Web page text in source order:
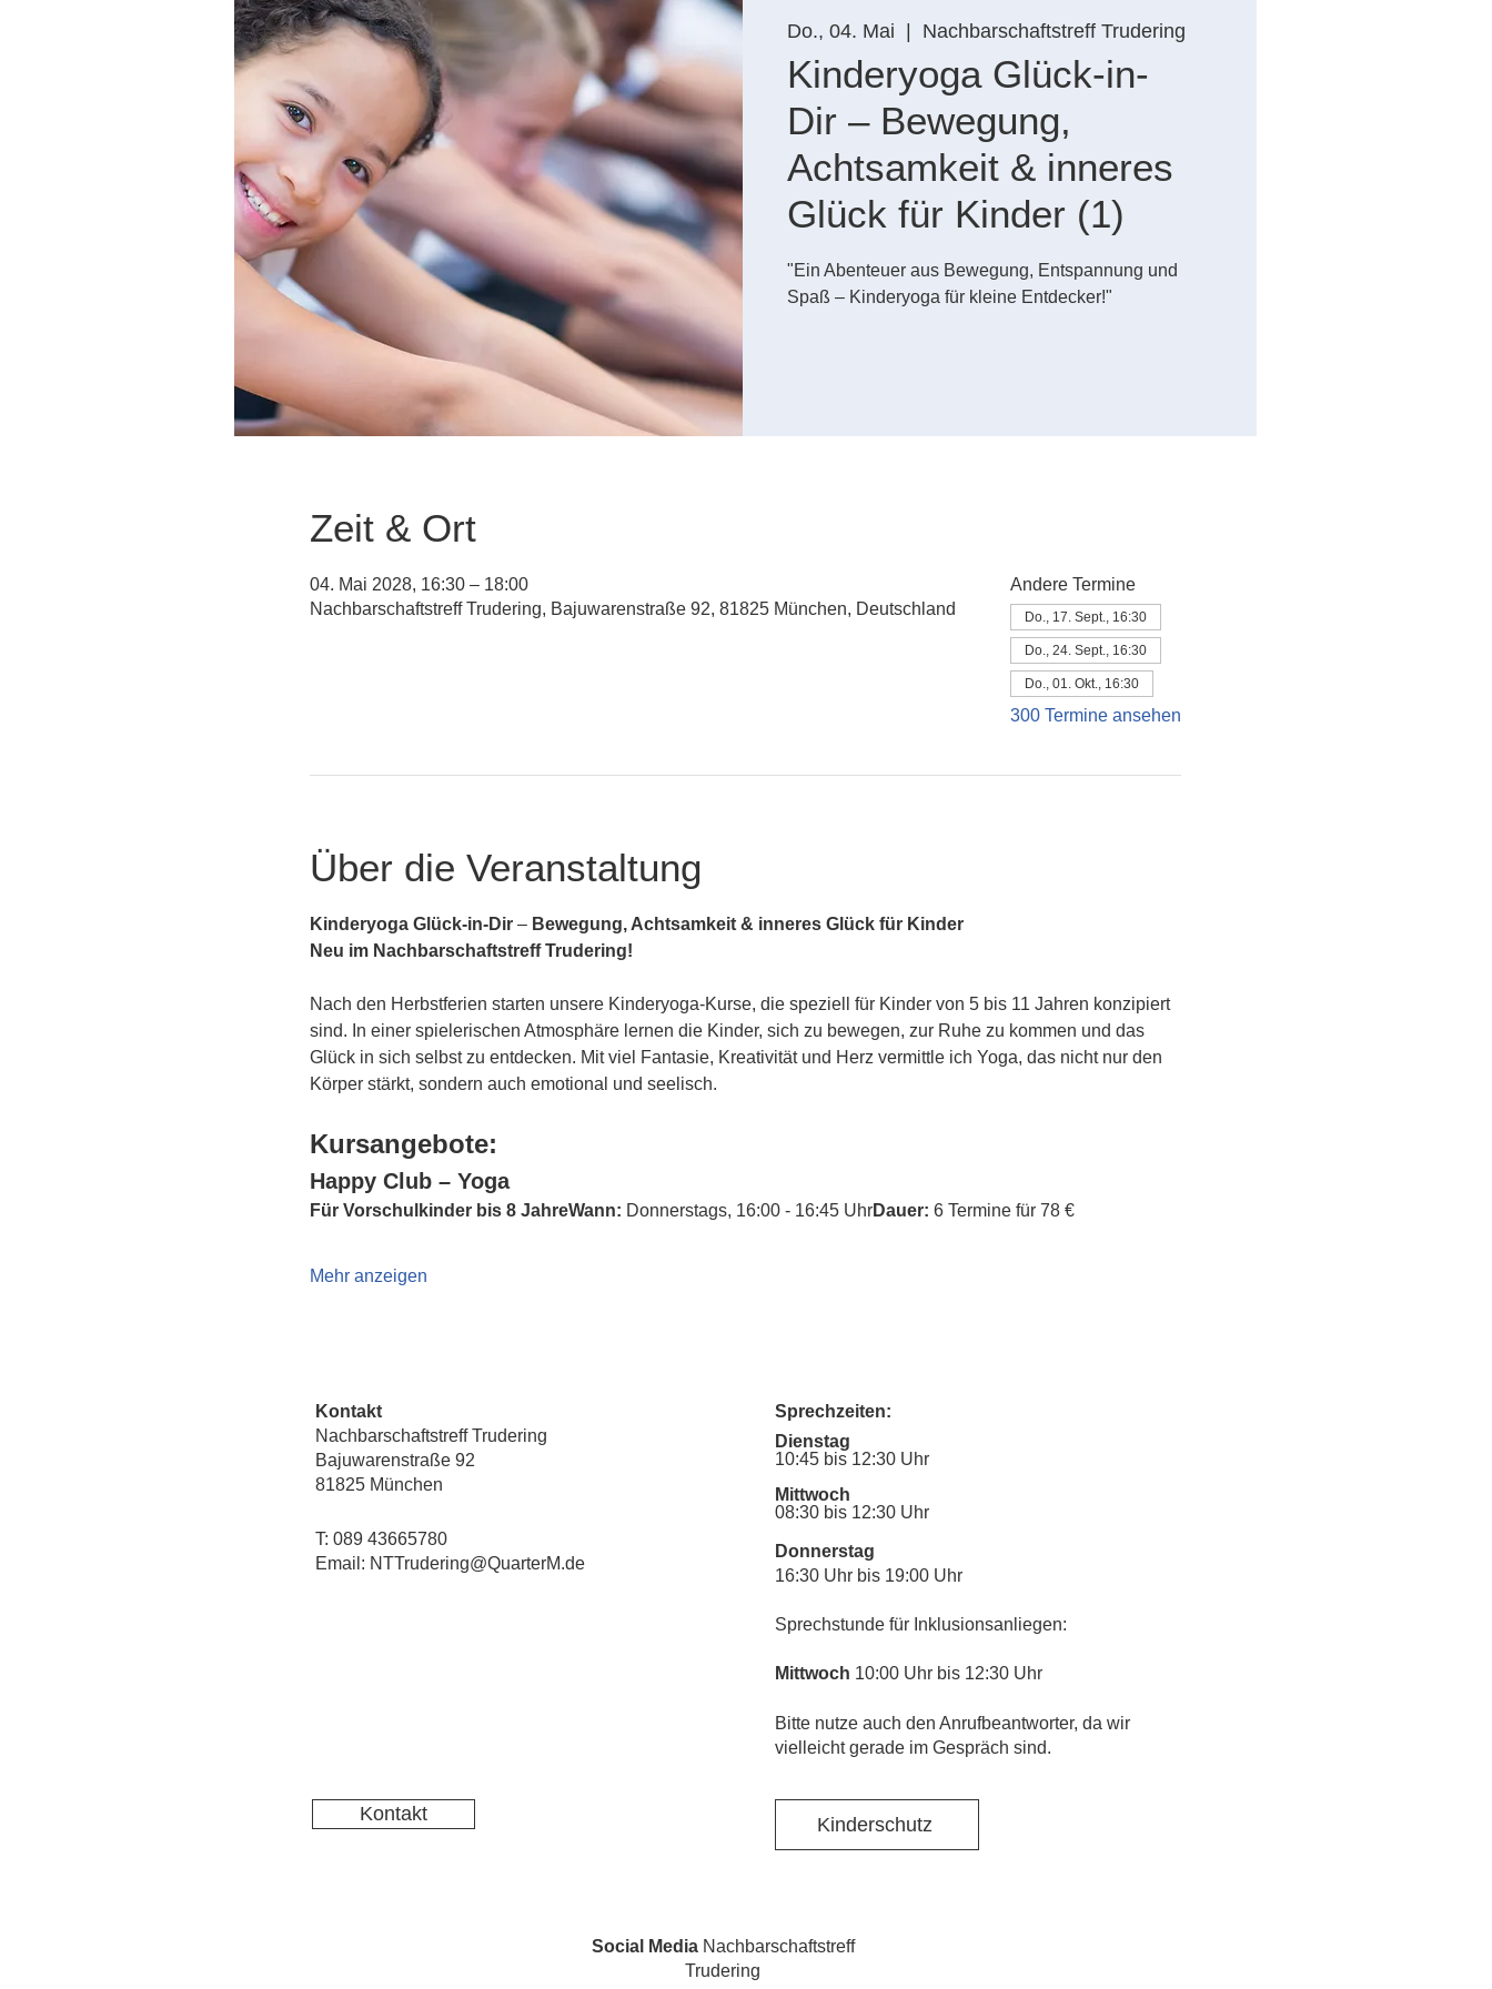
Do., 04. Mai Nachbarschaftstreff Trudering
Kinderyoga Glück-in-
Dir – Bewegung,
Achtsamkeit & inneres
Glück für Kinder (1)
"Ein Abenteuer aus Bewegung, Entspannung und
Spaß – Kinderyoga für kleine Entdecker!"
Zeit & Ort
04. Mai 2028, 16:30 – 18:00
Nachbarschaftstreff Trudering, Bajuwarenstraße 92, 81825 München, Deutschland
Andere Termine
Do., 17. Sept., 16:30
Do., 24. Sept., 16:30
Do., 01. Okt., 16:30
300 Termine ansehen
Über die Veranstaltung
Kinderyoga Glück-in-Dir – Bewegung, Achtsamkeit & inneres Glück für Kinder
Neu im Nachbarschaftstreff Trudering!
Nach den Herbstferien starten unsere Kinderyoga-Kurse, die speziell für Kinder von 5 bis 11 Jahren konzipiert
sind. In einer spielerischen Atmosphäre lernen die Kinder, sich zu bewegen, zur Ruhe zu kommen und das
Glück in sich selbst zu entdecken. Mit viel Fantasie, Kreativität und Herz vermittle ich Yoga, das nicht nur den
Körper stärkt, sondern auch emotional und seelisch.
Kursangebote:
Happy Club – Yoga
Für Vorschulkinder bis 8 JahreWann: Donnerstags, 16:00 - 16:45 UhrDauer: 6 Termine für 78 €
Mehr anzeigen
Kontakt
Nachbarschaftstreff Trudering
Bajuwarenstraße 92
81825 München
T: 089 43665780
Email: NTTrudering@QuarterM.de
Kontakt
Sprechzeiten:
Dienstag
10:45 bis 12:30 Uhr
Mittwoch
08:30 bis 12:30 Uhr
Donnerstag
16:30 Uhr bis 19:00 Uhr
Sprechstunde für Inklusionsanliegen:
Mittwoch 10:00 Uhr bis 12:30 Uhr
​Bitte nutze auch den Anrufbeantworter, da wir
vielleicht gerade im Gespräch sind.
Kinderschutz
Social MediaNachbarschaftstreff
Trudering